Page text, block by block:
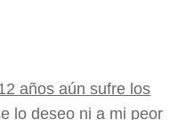
años aún sufre los
lo deseo ni a mi peor